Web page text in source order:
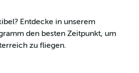
Entdecke in unserem
den besten Zeitpunkt, um
zu fliegen.